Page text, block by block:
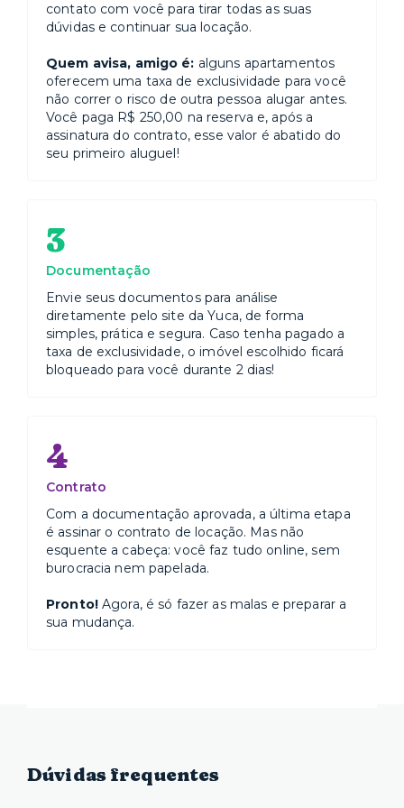
contato com você para tirar todas as suas
dúvidas e continuar sua locação.
Quem avisa, amigo é: alguns apartamentos
oferecem uma taxa de exclusividade para você
não correr o risco de outra pessoa alugar antes.
Você paga R$ 250,00 na reserva e, após a
assinatura do contrato, esse valor é abatido do
seu primeiro aluguel!
3
Documentação
Envie seus documentos para análise
diretamente pelo site da Yuca, de forma
simples, prática e segura. Caso tenha pagado a
taxa de exclusividade, o imóvel escolhido ficará
bloqueado para você durante 2 dias!
4
Contrato
Com a documentação aprovada, a última etapa
é assinar o contrato de locação. Mas não
esquente a cabeça: você faz tudo online, sem
burocracia nem papelada.
Pronto!Agora, é só fazer as malas e preparar a
sua mudança.
Dúvidas frequentes